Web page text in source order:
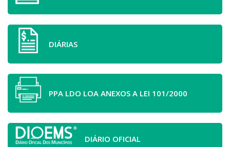
DIÁRIAS
PPA LDO LOA ANEXOS A LEI 101/2000
DIÁRIO OFICIAL